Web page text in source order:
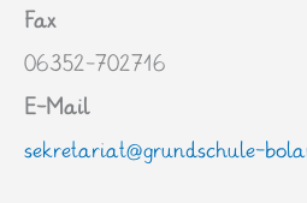
Fax
06352-702716
E-Mail
sekretariat@grundschule-